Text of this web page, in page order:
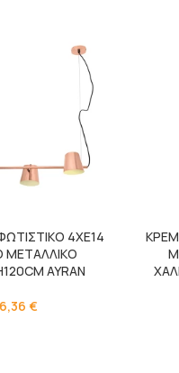
4ΧΕ14
ΜΕΤΑΛΛΙΚΟ
AYRAN
€